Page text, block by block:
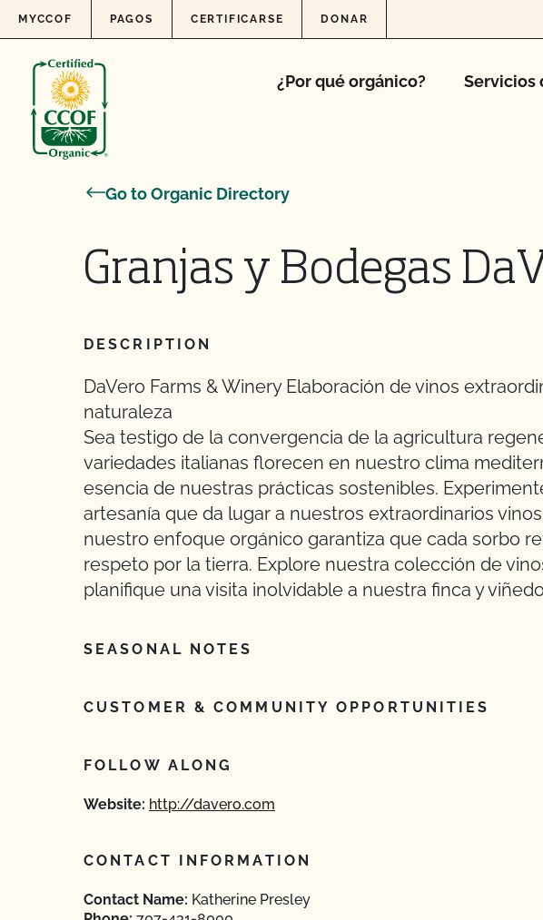
Skip to content
MYCCOF PAGOS CERTIFICARSE DONAR
¿Por qué orgánico? Servicios
Go to Organic Directory
Granjas y Bodegas
DESCRIPTION
DaVero Farms & Winery Elaboración de vinos
naturaleza
Sea testigo de la convergencia de la agricultura
variedades italianas florecen en nuestro clima
esencia de nuestras prácticas sostenibles.
artesanía que da lugar a nuestros extraordinarios
nuestro enfoque orgánico garantiza que cada sorbo
respeto por la tierra. Explore nuestra colección de
planifique una visita inolvidable a nuestra finca y
SEASONAL NOTES
CUSTOMER & COMMUNITY OPPORTUNITIES
FOLLOW ALONG
Website: http://davero.com
CONTACT INFORMATION
Contact Name: Katherine Presley